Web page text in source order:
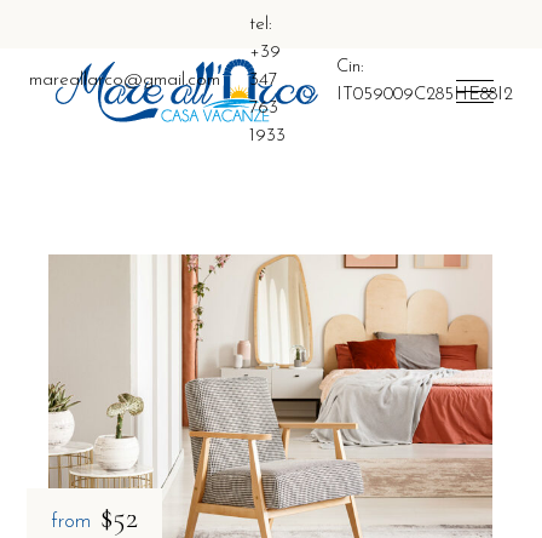
mareallarco@gmail.com
tel:
+39
347
763
1933
Cin:
IT059009C285HE88I2
from $52